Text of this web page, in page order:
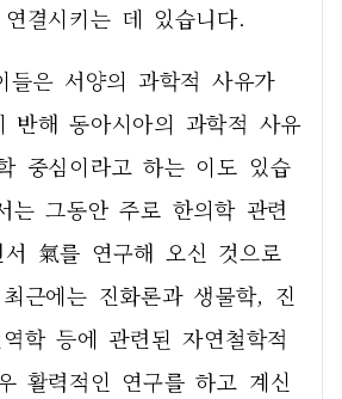
연결시키는 데 있습니다.
은 서양의 과학적 사유가
반해 동아시아의 과학적 사유
중심이라고 하는 이도 있습
는 그동안 주로 한의학 관련
서 氣를 연구해 오신 것으로
근에는 진화론과 생물학, 진
학 등에 관련된 자연철학적
활력적인 연구를 하고 계신